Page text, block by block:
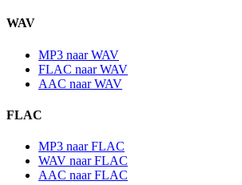
WAV
MP3 naar WAV
FLAC naar WAV
AAC naar WAV
FLAC
MP3 naar FLAC
WAV naar FLAC
AAC naar FLAC